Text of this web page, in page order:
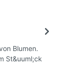
Blumen.
St&uuml;ck